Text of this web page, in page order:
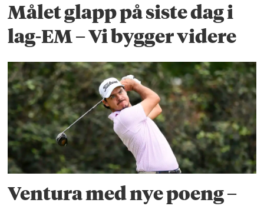
Målet glapp på siste dag i
lag-EM – Vi bygger videre
Ventura med nye poeng –